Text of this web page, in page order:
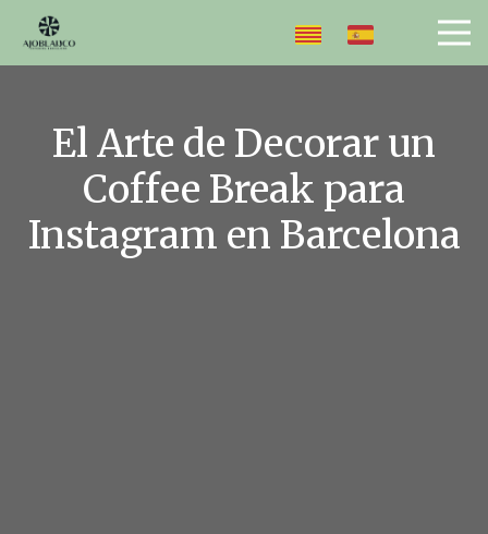
El Arte de Decorar un
Coffee Break para
Instagram en Barcelona